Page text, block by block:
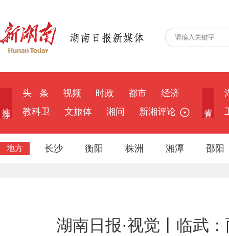
头 条 视频 时政 都市
经济
教科卫
文旅体 湘问 新湘评论
地方 长沙 衡阳 株洲 湘潭 邵阳
湖南日报·视觉丨临武